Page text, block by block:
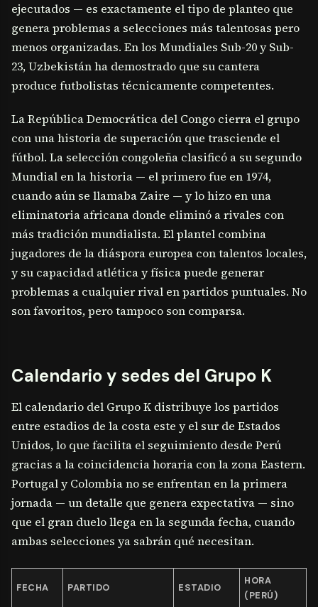
ejecutados — es exactamente el tipo de planteo que
genera problemas a selecciones más talentosas pero
menos organizadas. En los Mundiales Sub-20 y Sub-
23, Uzbekistán ha demostrado que su cantera
produce futbolistas técnicamente competentes.
La República Democrática del Congo cierra el grupo
con una historia de superación que trasciende el
fútbol. La selección congoleña clasificó a su segundo
Mundial en la historia — el primero fue en 1974,
cuando aún se llamaba Zaire — y lo hizo en una
eliminatoria africana donde eliminó a rivales con
más tradición mundialista. El plantel combina
jugadores de la diáspora europea con talentos locales,
y su capacidad atlética y física puede generar
problemas a cualquier rival en partidos puntuales. No
son favoritos, pero tampoco son comparsa.
Calendario y sedes del Grupo K
El calendario del Grupo K distribuye los partidos
entre estadios de la costa este y el sur de Estados
Unidos, lo que facilita el seguimiento desde Perú
gracias a la coincidencia horaria con la zona Eastern.
Portugal y Colombia no se enfrentan en la primera
jornada — un detalle que genera expectativa — sino
que el gran duelo llega en la segunda fecha, cuando
ambas selecciones ya sabrán qué necesitan.
FECHA PARTIDO ESTADIO
HORA
(PERÚ)